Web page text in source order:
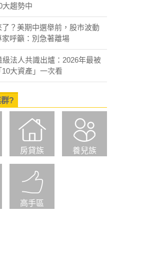
大趨勢中
了？美期中選舉前，股市波動
家呼籲：別急著離場
級法人共識出爐：2026年最被
大資產」一次看
?
房貸族 養兒族
高手區